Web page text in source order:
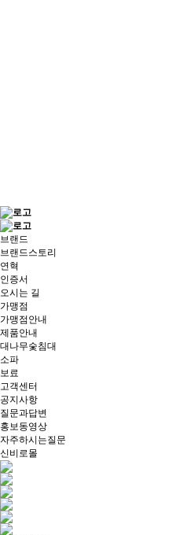
브랜드
브랜드스토리
연혁
인증서
오시는 길
가맹점
가맹점안내
제품안내
대나무숯침대
소파
보료
고객센터
공지사항
질문과답변
홍보동영상
자주하시는질문
신비로몰